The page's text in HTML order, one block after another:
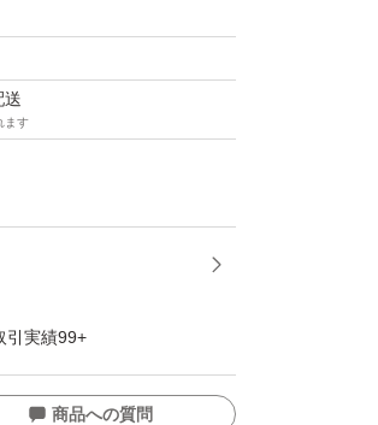
送
ます
引実績99+
商品への質問